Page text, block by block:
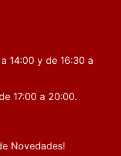
14:00 y de 16:30 a
17:00 a 20:00.
Novedades!